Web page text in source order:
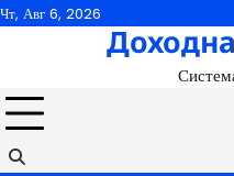
Перейти
Чт, Авг 6, 2026